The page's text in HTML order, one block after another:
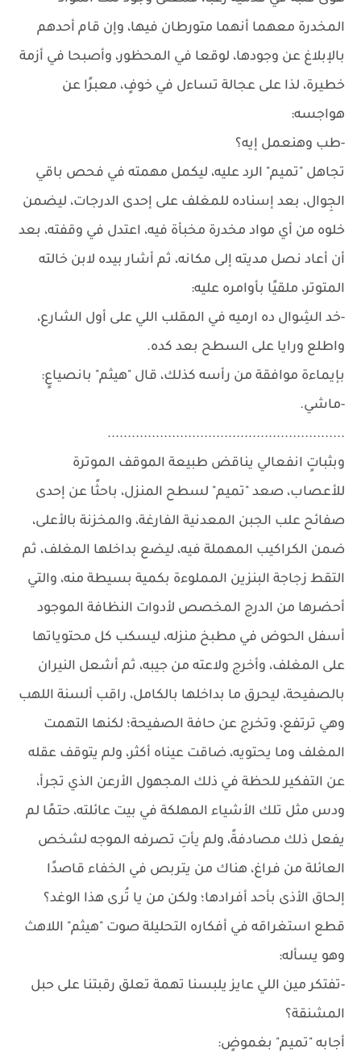
المخدرة معهما أنهما متورطان فيها، وإن قام أحدهم
بالإبلاغ عن وجودها، لوقعا في المحظور، وأصبحا في أزمة
خطيرة، لذا على عجالة تساءل في خوفٍ، معبرًا عن
هواجسه:
-طب وهنعمل إيه؟
تجاهل "تميم" الرد عليه، ليكمل مهمته في فحص باقي
الجِوال، بعد إسناده للمغلف على إحدى الدرجات، ليضمن
خلوه من أي مواد مخدرة مخبأة فيه، اعتدل في وقفته، بعد
أن أعاد نصل مديته إلى مكانه، ثم أشار بيده لابن خالته
المتوتر، ملقيًا بأوامره عليه:
-خد الشِوال ده ارميه في المقلب اللي على أول الشارع،
واطلع ورايا على السطح بعد كده.
بإيماءة موافقة من رأسه كذلك، قال "هيثم" بانصياعٍ:
-ماشي.
...........................................................
وبثباتٍ انفعالي يناقض طبيعة الموقف الموترة
للأعصاب، صعد "تميم" لسطح المنزل، باحثًا عن إحدى
صفائح علب الجبن المعدنية الفارغة، والمخزنة بالأعلى،
ضمن الكراكيب المهملة فيه، ليضع بداخلها المغلف، ثم
التقط زجاجة البنزين المملوءة بكمية بسيطة منه، والتي
أحضرها من الدرج المخصص لأدوات النظافة الموجود
أسفل الحوض في مطبخ منزله، ليسكب كل محتوياتها
على المغلف، وأخرج ولاعته من جيبه، ثم أشعل النيران
بالصفيحة، ليحرق ما بداخلها بالكامل، راقب ألسنة اللهب
وهي ترتفع، وتخرج عن حافة الصفيحة؛ لكنها التهمت
المغلف وما يحتويه، ضاقت عيناه أكثر، ولم يتوقف عقله
عن التفكير للحظة في ذلك المجهول الأرعن الذي تجرأ،
ودس مثل تلك الأشياء المهلكة في بيت عائلته، حتمًا لم
يفعل ذلك مصادفةً، ولم يأتِ تصرفه الموجه لشخص
العائلة من فراغ، هناك من يتربص في الخفاء قاصدًا
إلحاق الأذى بأحد أفرادها؛ ولكن من يا تُرى هذا الوغد؟
قطع استغراقه في أفكاره التحليلة صوت "هيثم" اللاهث
وهو يسأله:
-تفتكر مين اللي عايز يلبسنا تهمة تعلق رقبتنا على حبل
المشنقة؟
أجابه "تميم" بغموضٍ: